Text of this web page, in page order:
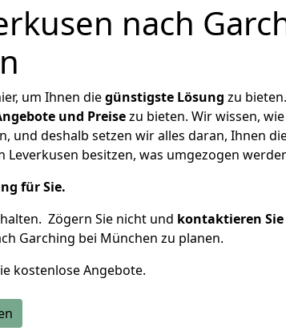
nach
um Ihnen diegünstigste Lösung zu
und Preisezu bieten. Wir wissen,
und deshalb setzen wir alles daran, Ihnen
besitzen, was umgezogen
für Sie.
Zögern Sie nicht und kontaktieren
Garching bei München zu planen.
kostenlose Angebote.